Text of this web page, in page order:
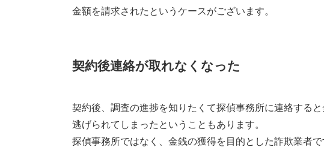
金額を請求されたというケースがございます。
契約後連絡が取れなくなった
契約後、調査の進捗を知りたくて探偵事務所に連絡する
逃げられてしまったということもあります。
探偵事務所ではなく、金銭の獲得を目的とした詐欺業者で